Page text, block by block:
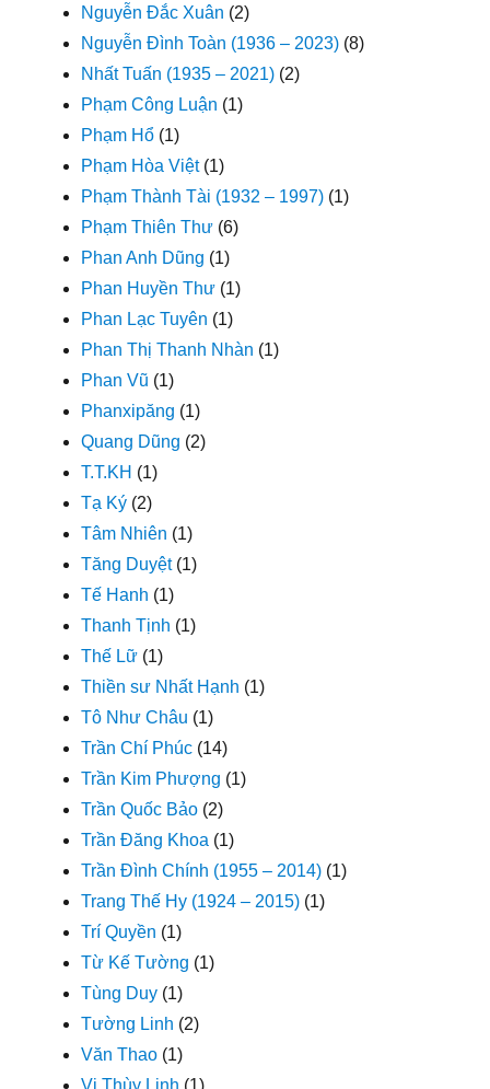
Nguyễn Đắc Xuân (2)
Nguyễn Đình Toàn (1936 – 2023) (8)
Nhất Tuấn (1935 – 2021) (2)
Phạm Công Luận (1)
Phạm Hổ (1)
Phạm Hòa Việt(1)
Phạm Thành Tài (1932 – 1997) (1)
Phạm Thiên Thư (6)
Phan Anh Dũng (1)
Phan Huyền Thư (1)
Phan Lạc Tuyên (1)
Phan Thị Thanh Nhàn (1)
Phan Vũ (1)
Phanxipăng (1)
Quang Dũng (2)
T.T.KH (1)
Tạ Ký (2)
Tâm Nhiên (1)
Tăng Duyệt(1)
Tế Hanh (1)
Thanh Tịnh (1)
Thế Lữ (1)
Thiền sư Nhất Hạnh (1)
Tô Như Châu (1)
Trần Chí Phúc (14)
Trần Kim Phượng (1)
Trần Quốc Bảo (2)
Trần Đăng Khoa (1)
Trần Đình Chính (1955 – 2014) (1)
Trang Thế Hy (1924 – 2015) (1)
Trí Quyền (1)
Từ Kế Tường (1)
Tùng Duy (1)
Tường Linh (2)
Văn Thao (1)
Vi Thùy Linh (1)